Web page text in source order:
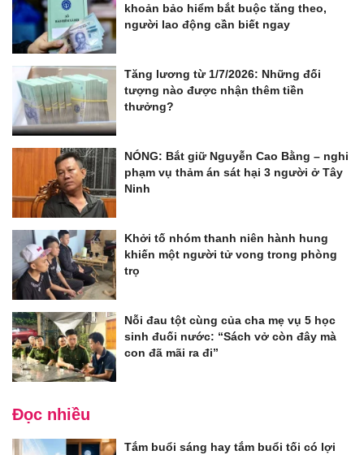
khoản bảo hiểm bắt buộc tăng theo,
người lao động cần biết ngay
Tăng lương từ 1/7/2026: Những đối
tượng nào được nhận thêm tiền
thưởng?
NÓNG: Bắt giữ Nguyễn Cao Bằng – nghi
phạm vụ thảm án sát hại 3 người ở Tây
Ninh
Khởi tố nhóm thanh niên hành hung
khiến một người tử vong trong phòng
trọ
Nỗi đau tột cùng của cha mẹ vụ 5 học
sinh đuối nước: “Sách vở còn đây mà
con đã mãi ra đi”
Đọc nhiều
Tắm buổi sáng hay tắm buổi tối có lợi